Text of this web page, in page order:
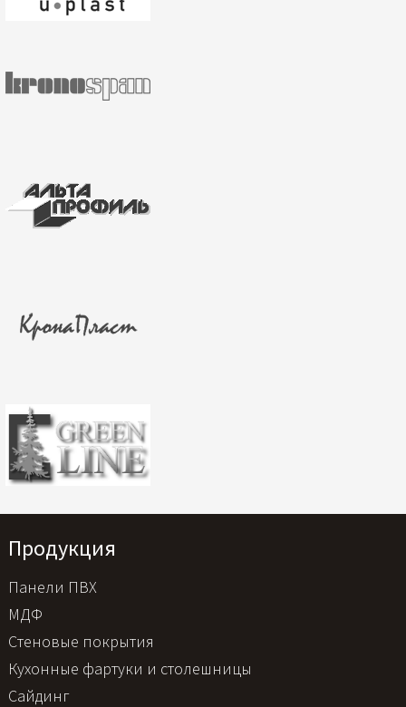
Продукция
Панели ПВХ
МДФ
Стеновые покрытия
Кухонные фартуки и столешницы
Сайдинг